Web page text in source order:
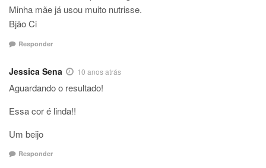
Minha mãe já usou muito nutrisse.
Bjão Ci
Responder
Jessica Sena 10 anos atrás
Aguardando o resultado!
Essa cor é linda!!
Um beijo
Responder